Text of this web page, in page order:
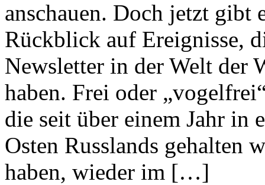
anschauen. Doch jetzt gibt
Rückblick auf Ereignisse,
Newsletter in der Welt der
haben. Frei oder
die seit über einem Jahr in
Osten Russlands gehalten
haben, wieder im […]